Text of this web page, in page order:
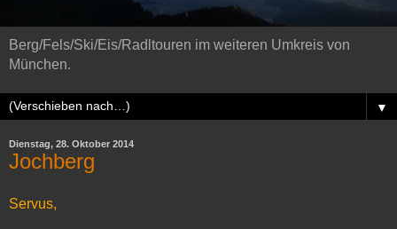
Berg/Fels/Ski/Eis/Radltouren im weiteren Umkreis von
München.
▼
Dienstag, 28. Oktober 2014
Jochberg
Servus,